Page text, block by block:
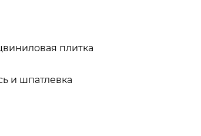
плитка
и шпатлевка